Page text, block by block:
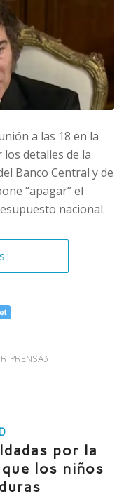
a las 18 en la
detalles de la
Banco Central y de
“apagar” el
nacional.
PRENSA3
por la
los niños